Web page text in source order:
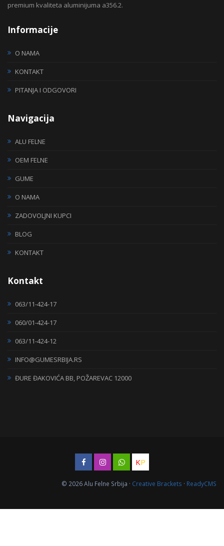
premium kvaliteta aluminijuma a356.2.
Informacije
O NAMA
KONTAKT
PITANJA I ODGOVORI
Navigacija
ALU FELNE
OEM FELNE
GUME
O NAMA
ZADOVOLJNI KUPCI
BLOG
KONTAKT
Kontakt
063/11-424-17
060/01-424-17
063/11-424-12
INFO@GUMESRBIJA.RS
ĐURE ĐAKOVIĆA BB, POŽAREVAC 12000
KP
© 2026 Alu Felne Srbija · Creative Brackets · ReadyCMS